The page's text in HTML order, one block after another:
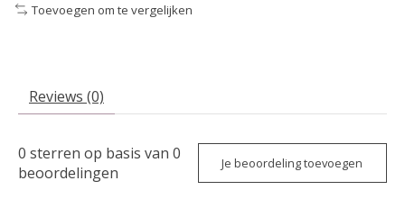
Toevoegen om te vergelijken
Reviews (0)
0 sterren op basis van 0
beoordelingen
Je beoordeling toevoegen